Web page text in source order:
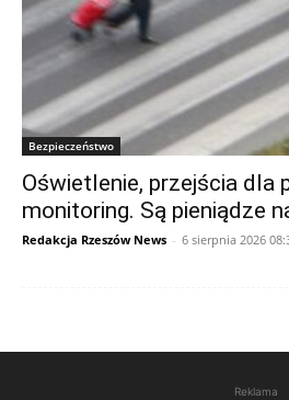
Bezpieczeństwo
Oświetlenie, przejścia dla
monitoring. Są pieniądze
Redakcja Rzeszów News - 6 sierpnia 2026
Reklama